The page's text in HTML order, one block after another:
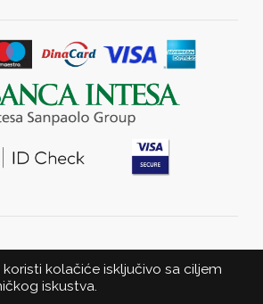
kolačiće isključivo sa ciljem
iskustva.